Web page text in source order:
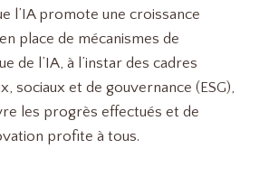
l’IA promote une croissance
place de mécanismes de
de l’IA, à l’instar des cadres
sociaux et de gouvernance (ESG),
les progrès effectués et de
profite à tous.